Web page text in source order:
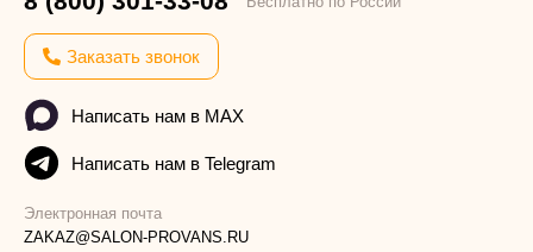
Заказать звонок
Написать нам в MAX
Написать нам в Telegram
Электронная почта
ZAKAZ@SALON-PROVANS.RU